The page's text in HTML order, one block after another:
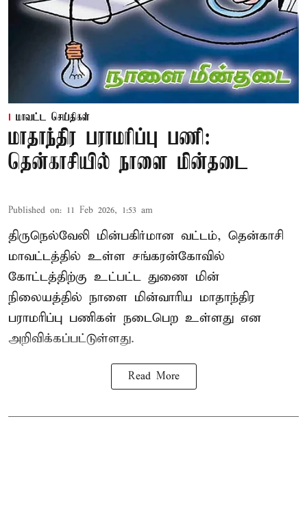
மாவட்ட செய்திகள்
மாதாந்திர பராமரிப்பு பணி:
தென்காசியில் நாளை மின்தடை
Published on: 11 Feb 2026, 1:53 am
திருநெல்வேலி மின்பகிர்மான வட்டம், தென்காசி
மாவட்டத்தில் உள்ள சங்கரன்கோவில்
கோட்டத்திற்கு உட்பட்ட துணை மின்
நிலையத்தில் நாளை மின்வாரிய மாதாந்திர
பராமரிப்பு பணிகள் நடைபெற உள்ளது என
அறிவிக்கப்பட்டுள்ளது.
Read More